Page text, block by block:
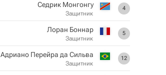
4
Седрик Монгонгу
Защитник
5
Лоран Боннар
Защитник
12
Адриано Перейра да Сильва
Защитник